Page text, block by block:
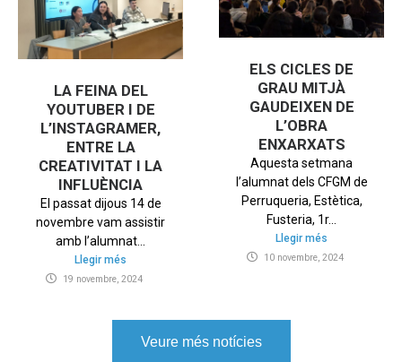
LA FEINA DEL
YOUTUBER I DE
L’INSTAGRAMER,
ENTRE LA
CREATIVITAT I LA
INFLUÈNCIA
El passat dijous 14 de
novembre vam assistir
amb l’alumnat...
Llegir més
19 novembre, 2024
ELS CICLES DE
GRAU MITJÀ
GAUDEIXEN DE
L’OBRA
ENXARXATS
Aquesta setmana
l’alumnat dels CFGM de
Perruqueria, Estètica,
Fusteria, 1r...
Llegir més
10 novembre, 2024
Veure més notícies